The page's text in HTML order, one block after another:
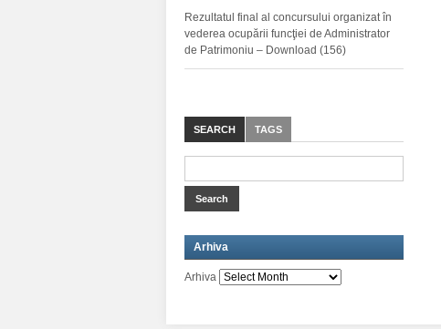
Rezultatul final al concursului organizat în
vederea ocupării funcţiei de Administrator
de Patrimoniu – Download (156)
SEARCH TAGS
Arhiva
Arhiva